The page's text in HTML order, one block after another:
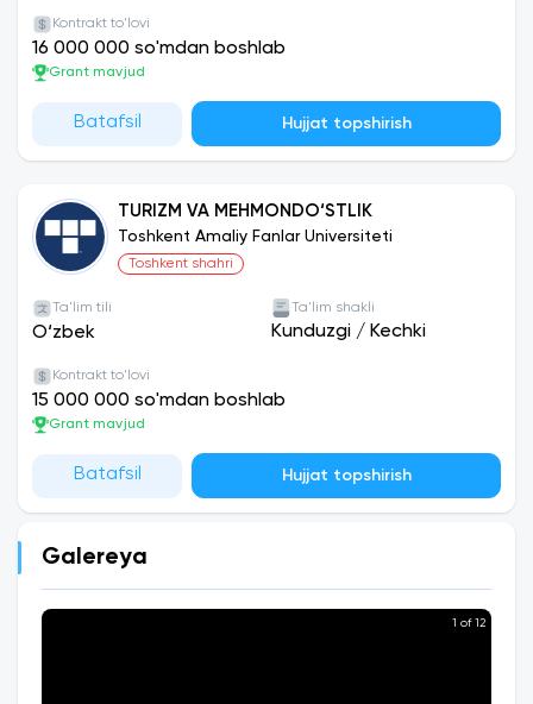
Kontrakt to'lovi
16 000 000 so'mdan boshlab
Grant mavjud
Batafsil Hujjat topshirish
TURIZM VA MEHMONDO‘STLIK
Toshkent Amaliy Fanlar Universiteti
Toshkent shahri
Ta'lim tili
O‘zbek
Ta'lim shakli
Kunduzgi / Kechki
Kontrakt to'lovi
15 000 000 so'mdan boshlab
Grant mavjud
Batafsil Hujjat topshirish
Galereya
1 of 12